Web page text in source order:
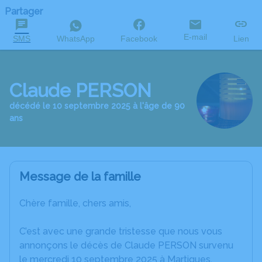
Partager
SMS WhatsApp Facebook E-mail Lien
Claude PERSON
décédé le 10 septembre 2025 à l'âge de 90
ans
Message de la famille
Chère famille, chers amis,
C’est avec une grande tristesse que nous vous
annonçons le décès de Claude PERSON survenu
le mercredi 10 septembre 2025 à Martigues.